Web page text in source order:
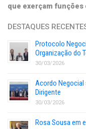
que exerçam
DESTAQUES
Protocolo
Organização do
30/03/2026
Acordo
Dirigente
30/03/2026
Rosa Sousa em